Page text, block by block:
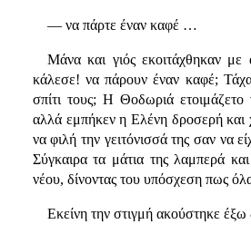
— να πάρτε έναν καφέ …
Μάνα και γιός εκοιτάχθηκαν με
κάλεσε! να πάρουν έναν καφέ;
σπίτι τους; Η Θοδωριά ετοιμάζετο
αλλά εμπήκεν η Ελένη δροσερή και
να φιλή την γειτόνισσά της σαν να
Σύγκαιρα τα μάτια της λαμπερά
νέου, δίνοντας του υπόσχεση πως
Εκείνη την στιγμή ακούστηκε